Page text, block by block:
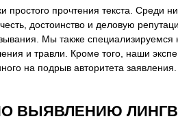
прочтения текста. Среди
достоинство и деловую
Мы также специализируемся
и травли. Кроме того, наши
на подрыв авторитета заявления.
ВЫЯВЛЕНИЮ